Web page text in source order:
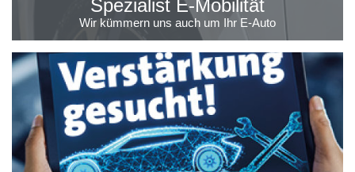
Spezialist E-Mobilität
Wir kümmern uns auch um Ihr E-Auto